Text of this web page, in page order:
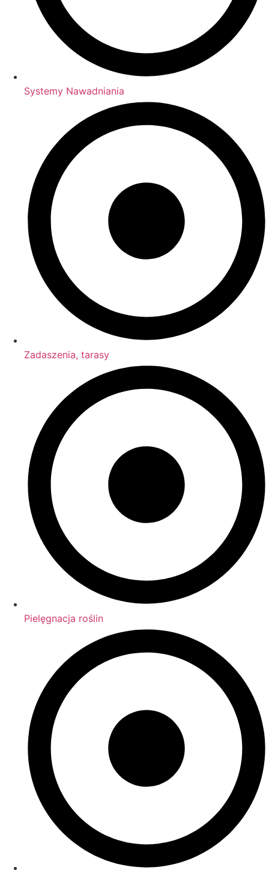
Systemy Nawadniania
Zadaszenia, tarasy
Pielęgnacja roślin